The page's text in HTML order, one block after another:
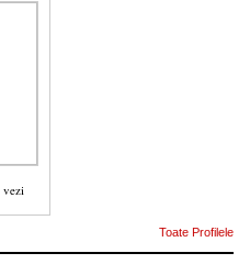
vezi
Toate Profilele